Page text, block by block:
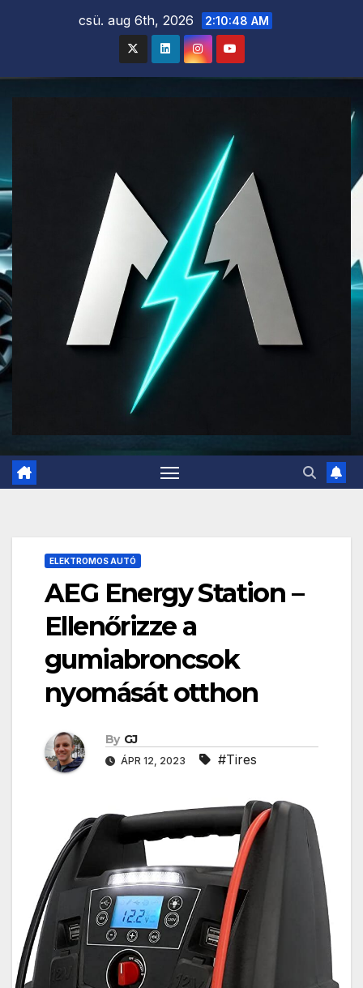
csü. aug 6th, 2026 2:10:49 AM
ELEKTROMOS AUTÓ
AEG Energy Station –
Ellenőrizze a
gumiabroncsok
nyomását otthon
By GJ
ÁPR 12, 2023 #Tires